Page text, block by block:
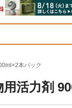
本パック
活力剤